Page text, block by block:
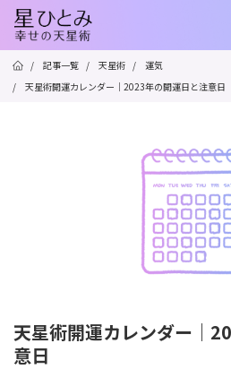
/ 記事一覧 / 天星術 /
運気
/
天星術開運カレンダー｜2023年の開運日と注意日
天星術開運カレンダー｜
意日